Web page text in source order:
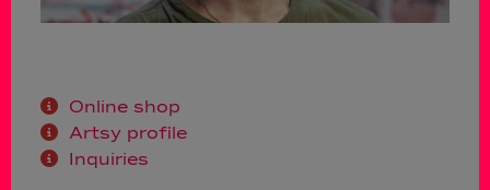
Online shop
Artsy profile
Inquiries